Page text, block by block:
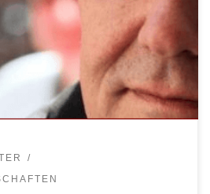
der Uganda-Hilfe St.
Wibbelt-Gymnasium in
mit Schülerinnen und Schülern
unter besonderer Berücksichtigung
ins Gespräch […]